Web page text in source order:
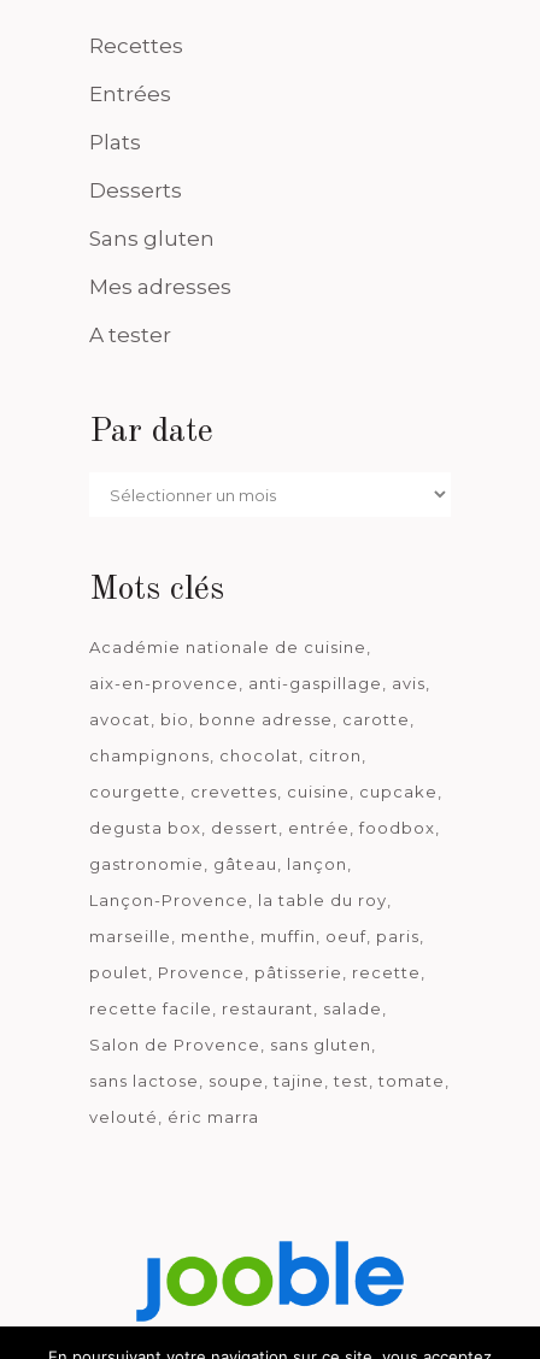
Recettes
Entrées
Plats
Desserts
Sans gluten
Mes adresses
A tester
Par date
Par
Mots clés
Académie nationale de cuisine
aix-en-provence
anti-gaspillage
avis
avocat
bio bonne adresse
carotte
champignons
chocolat
citron
courgette
crevettes cuisine
cupcake
degusta box
dessert entrée
foodbox
gastronomie
gâteau
lançon
Lançon-Provence
la table du roy
marseille
menthe muffin oeuf paris
poulet
Provence pâtisserie
recette
recette facile
restaurant
salade
Salon de Provence
sans gluten
sans lactose
soupe tajine test
tomate
velouté
éric marra